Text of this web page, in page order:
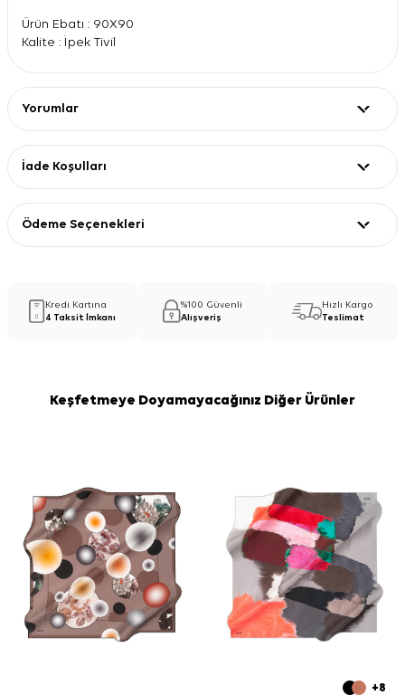
Ürün Ebatı : 90X90
Kalite : İpek Tivil
Yorumlar
İade Koşulları
Ödeme Seçenekleri
Kredi Kartına
4 Taksit İmkanı
%100 Güvenli
Alışveriş
Hızlı Kargo
Teslimat
Keşfetmeye Doyamayacağınız Diğer Ürünler
+8